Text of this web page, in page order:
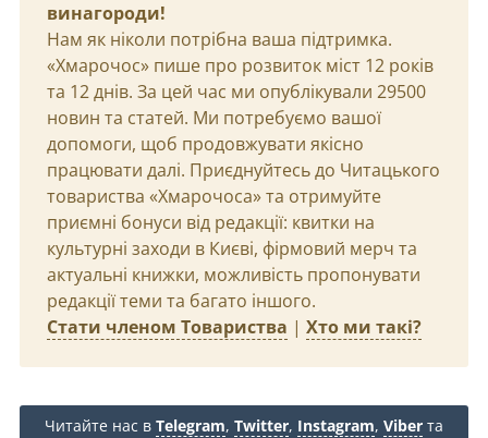
винагороди!
Нам як ніколи потрібна ваша підтримка.
«Хмарочос» пише про розвиток міст 12 років
та 12 днів. За цей час ми опублікували 29500
новин та статей. Ми потребуємо вашої
допомоги, щоб продовжувати якісно
працювати далі. Приєднуйтесь до Читацького
товариства «Хмарочоса» та отримуйте
приємні бонуси від редакції: квитки на
культурні заходи в Києві, фірмовий мерч та
актуальні книжки, можливість пропонувати
редакції теми та багато іншого.
Стати членом Товариства | Хто ми такі?
Читайте нас в Telegram, Twitter, Instagram, Viber та